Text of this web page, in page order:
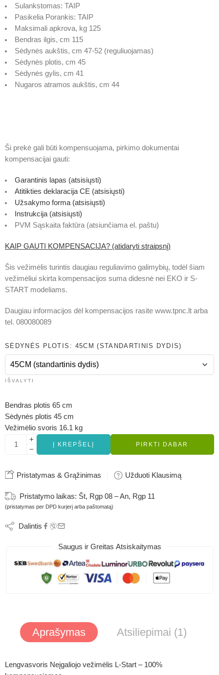
įvertinimų:)
Sulankstomas: TAIP
Pasikelia Porankis: TAIP
Maksimali apkrova, kg 125
Bendras ilgis, cm 115
Sėdynės aukštis, cm 47-52 (reguliuojamas)
Sėdynės plotis, cm 45
Sėdynės gylis, cm 41
Nugaros atramos aukštis, cm 44
Ši prekė gali būti kompensuojama, pirkimo dokumentai
kompensacijai gauti:
Garantinis lapas (atsisiųsti)
Atitikties deklaracija CE (atsisiųsti)
Užsakymo forma (atsisiųsti)
Instrukcija (atsisiųsti)
PVM Sąskaita faktūra (atsiunčiama el. paštu)
KAIP GAUTI KOMPENSACIJA? (atidaryti straipsnį)
Šis vežimėlis turintis daugiau reguliavimo galimybių, todėl šiam
vežimėliui skirta kompensacijos suma didesnė nei EKO ir S-
START modeliams.
Daugiau informacijos dėl kompensacijos rasite www.tpnc.lt arba
tel. 080080089
SĖDYNĖS PLOTIS 45CM (STANDARTINIS DYDIS)
IŠVALYTI
Bendras plotis 65 cm
Sėdynės plotis 45 cm
Vežimėlio svoris 16.1 kg
Į KREPŠELĮ PIRKTI DABAR
Pristatymas & Grąžinimas Užduoti Klausimą
Pristatymo laikas: Št, Rgp 08 – An, Rgp 11
(pristatymas per DPD kurjerį arba paštomatą)
Dalintis
Saugus ir Greitas Atsiskaitymas
Aprašymas Atsiliepimai (1)
Lengvasvoris Neįgaliojo vežimėlis L-Start – 100%